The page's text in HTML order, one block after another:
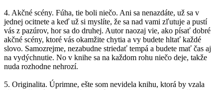
4. Akčné scény. Fúha, tie boli niečo. Ani sa nenazdáte, už sa v
jednej ocitnete a keď už si myslíte, že sa nad vami zľutuje a pustí
vás z pazúrov, hor sa do druhej. Autor naozaj vie, ako písať dobré
akčné scény, ktoré vás okamžite chytia a vy budete hltať každé
slovo. Samozrejme, nezabudne striedať tempá a budete mať čas aj
na vydýchnutie. No v knihe sa na každom rohu niečo deje, takže
nuda rozhodne nehrozí.
5. Originalita. Úprimne, ešte som nevidela knihu, ktorá by vzala